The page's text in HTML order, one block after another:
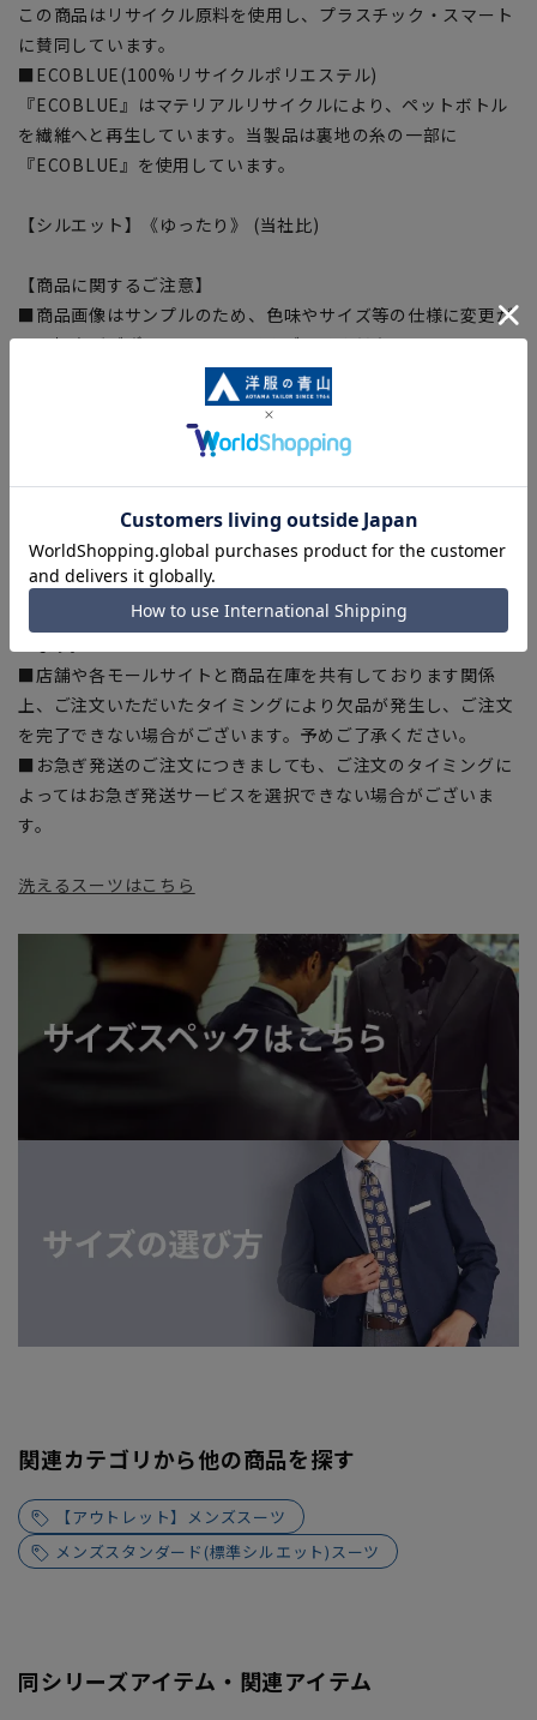
この商品はリサイクル原料を使用し、プラスチック・スマート
に賛同しています。
■ECOBLUE(100%リサイクルポリエステル)
『ECOBLUE』はマテリアルリサイクルにより、ペットボトル
を繊維へと再生しています。当製品は裏地の糸の一部に
『ECOBLUE』を使用しています。
【シルエット】《ゆったり》 (当社比)
【商品に関するご注意】
■商品画像はサンプルのため、色味やサイズ等の仕様に変更が
ある場合がございますので、予めご了承ください。
■ゆとり感には個人差があります。サイズ表を確認の上、ご購
入の目安としてご利用ください。
■生地や仕様・デザインにより、着用感や実際のサイズ表に若
干の誤差が生じる場合がございます。予めご了承ください。
■サイズスペックは仕上がりサイズを記載しております。一
部、商品現物におすすめサイズ(ヌードサイズ)を記載している
商品もございます。
■ブラウザやお使いのモニター環境、また撮影時の室内外の光
加減により、実際の商品と掲載画像の色味が異なる場合がござ
■店舗や各モールサイトと商品在庫を共有しております関係
上、ご注文いただいたタイミングにより欠品が発生し、ご注文
を完了できない場合がございます。予めご了承ください。
■お急ぎ発送のご注文につきましても、ご注文のタイミングに
よってはお急ぎ発送サービスを選択できない場合がございま
す。
洗えるスーツはこちら
関連カテゴリから他の商品を探す
【アウトレット】メンズスーツ
メンズスタンダード(標準シルエット)スーツ
同シリーズアイテム・関連アイテム